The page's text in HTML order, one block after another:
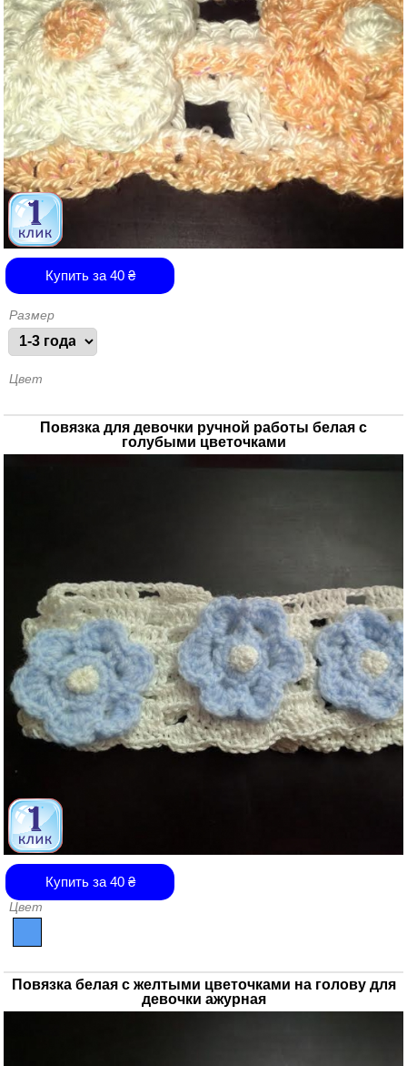
Купить за 40₴
Размер
Цвет
Повязка для девочки ручной работы белая с
голубыми цветочками
Купить за 40₴
Цвет
Повязка белая с желтыми цветочками на голову для
девочки ажурная